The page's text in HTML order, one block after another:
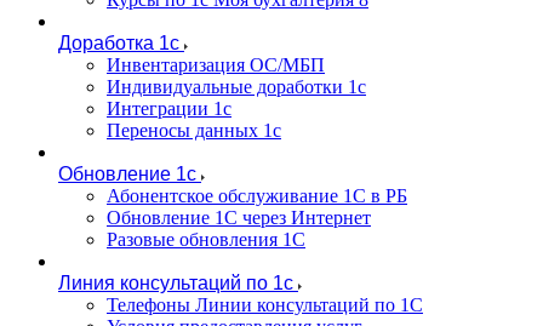
Доработка 1с
Инвентаризация ОС/МБП
Индивидуальные доработки 1с
Интеграции 1с
Переносы данных 1с
Обновление 1с
Абонентское обслуживание 1С в РБ
Обновление 1С через Интернет
Разовые обновления 1С
Линия консультаций по 1с
Телефоны Линии консультаций по 1С